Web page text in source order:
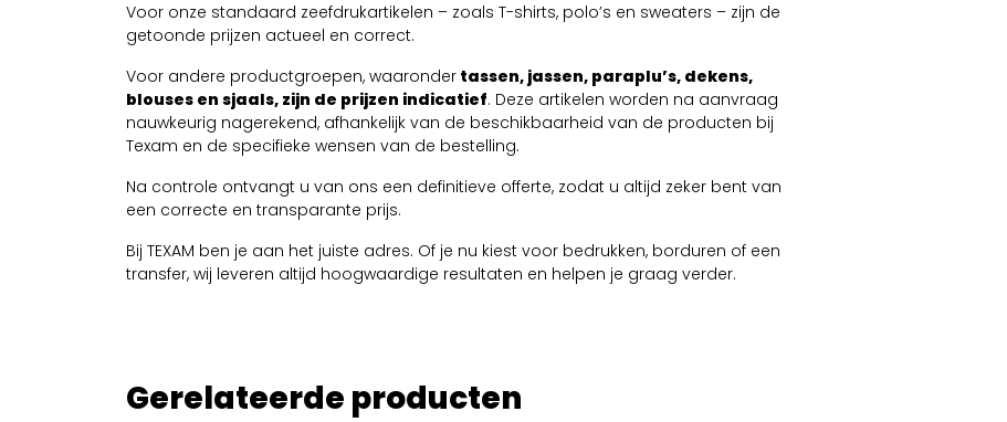
Voor onze standaard zeefdrukartikelen – zoals T-shirts, polo’s en sweaters – zijn de
getoonde prijzen actueel en correct.
Voor andere productgroepen, waaronder tassen, jassen, paraplu’s, dekens,
blouses en sjaals, zijn de prijzen indicatief. Deze artikelen worden na aanvraag
nauwkeurig nagerekend, afhankelijk van de beschikbaarheid van de producten bij
Texam en de specifieke wensen van de bestelling.
Na controle ontvangt u van ons een definitieve offerte, zodat u altijd zeker bent van
een correcte en transparante prijs.
Bij TEXAM ben je aan het juiste adres. Of je nu kiest voor bedrukken, borduren of een
transfer, wij leveren altijd hoogwaardige resultaten en helpen je graag verder.
Gerelateerde producten